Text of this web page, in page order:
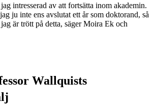
intresserad av att fortsätta inom akademin.
ju inte ens avslutat ett år som doktorand, så
är trött på detta, säger Moira Ek och
Wallquists